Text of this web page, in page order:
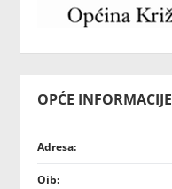
OPĆE INFORMACIJE
Adresa:
Oib: